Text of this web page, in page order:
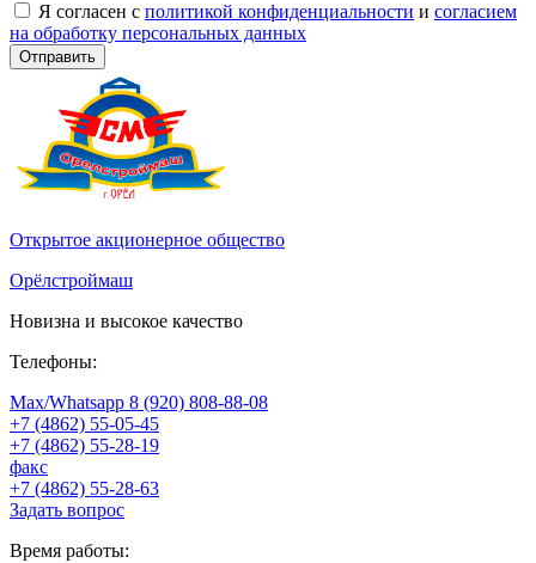
Я согласен с политикой конфиденциальности и согласием
на обработку персональных данных
Отправить
Открытое акционерное общество
Орёлстроймаш
Новизна и высокое качество
Телефоны:
Max/Whatsapp 8 (920) 808-88-08
+7 (4862) 55-05-45
+7 (4862) 55-28-19
факс
+7 (4862) 55-28-63
Задать вопрос
Время работы: